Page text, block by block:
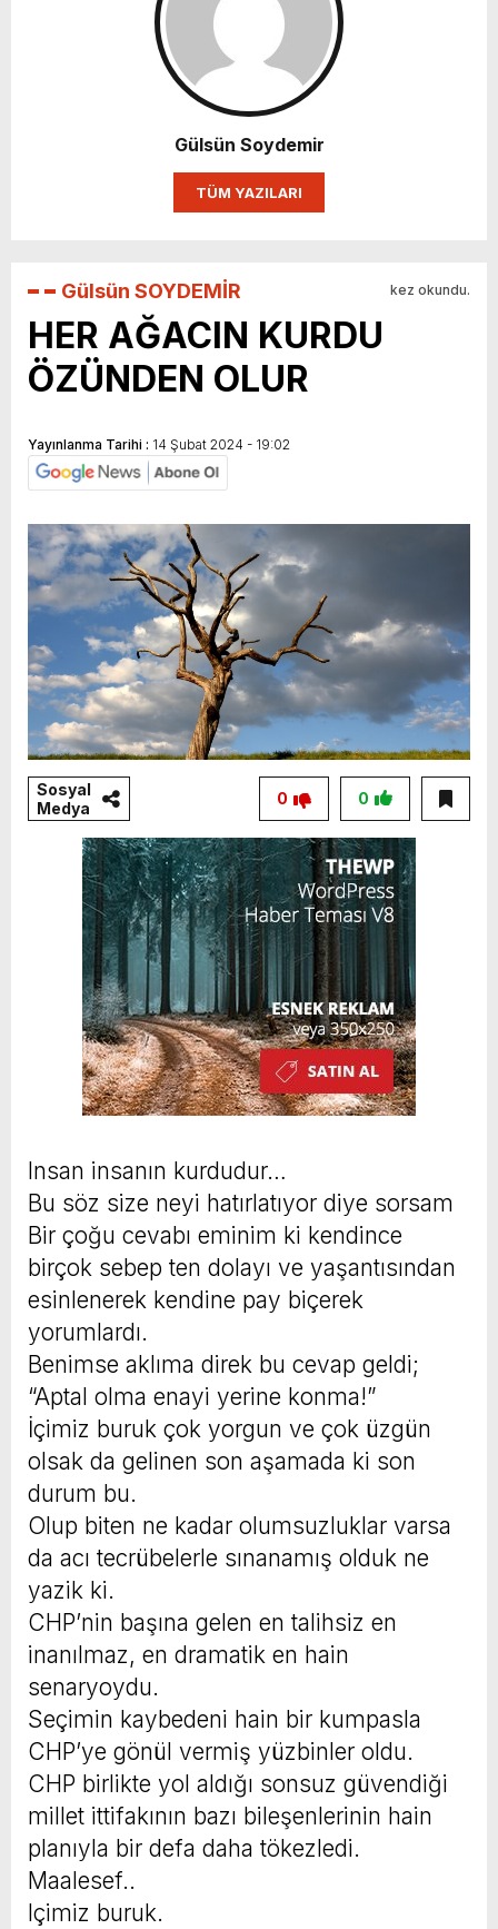
GERÇEKLEŞTİ
Gülsün Soydemir
TÜM YAZILARI
Gülsün SOYDEMİR kez okundu.
HER AĞACIN KURDU
ÖZÜNDEN OLUR
Yayınlanma Tarihi : 14 Şubat 2024 - 19:02
Sosyal
Medya
0
0
Insan insanın kurdudur…
Bu söz size neyi hatırlatıyor diye sorsam
Bir çoğu cevabı eminim ki kendince
birçok sebep ten dolayı ve yaşantısından
esinlenerek kendine pay biçerek
yorumlardı.
Benimse aklıma direk bu cevap geldi;
“Aptal olma enayi yerine konma!”
İçimiz buruk çok yorgun ve çok üzgün
olsak da gelinen son aşamada ki son
durum bu.
Olup biten ne kadar olumsuzluklar varsa
da acı tecrübelerle sınanamış olduk ne
yazik ki.
CHP’nin başına gelen en talihsiz en
inanılmaz, en dramatik en hain
senaryoydu.
Seçimin kaybedeni hain bir kumpasla
CHP’ye gönül vermiş yüzbinler oldu.
CHP birlikte yol aldığı sonsuz güvendiği
millet ittifakının bazı bileşenlerinin hain
planıyla bir defa daha tökezledi.
Maalesef..
Içimiz buruk.